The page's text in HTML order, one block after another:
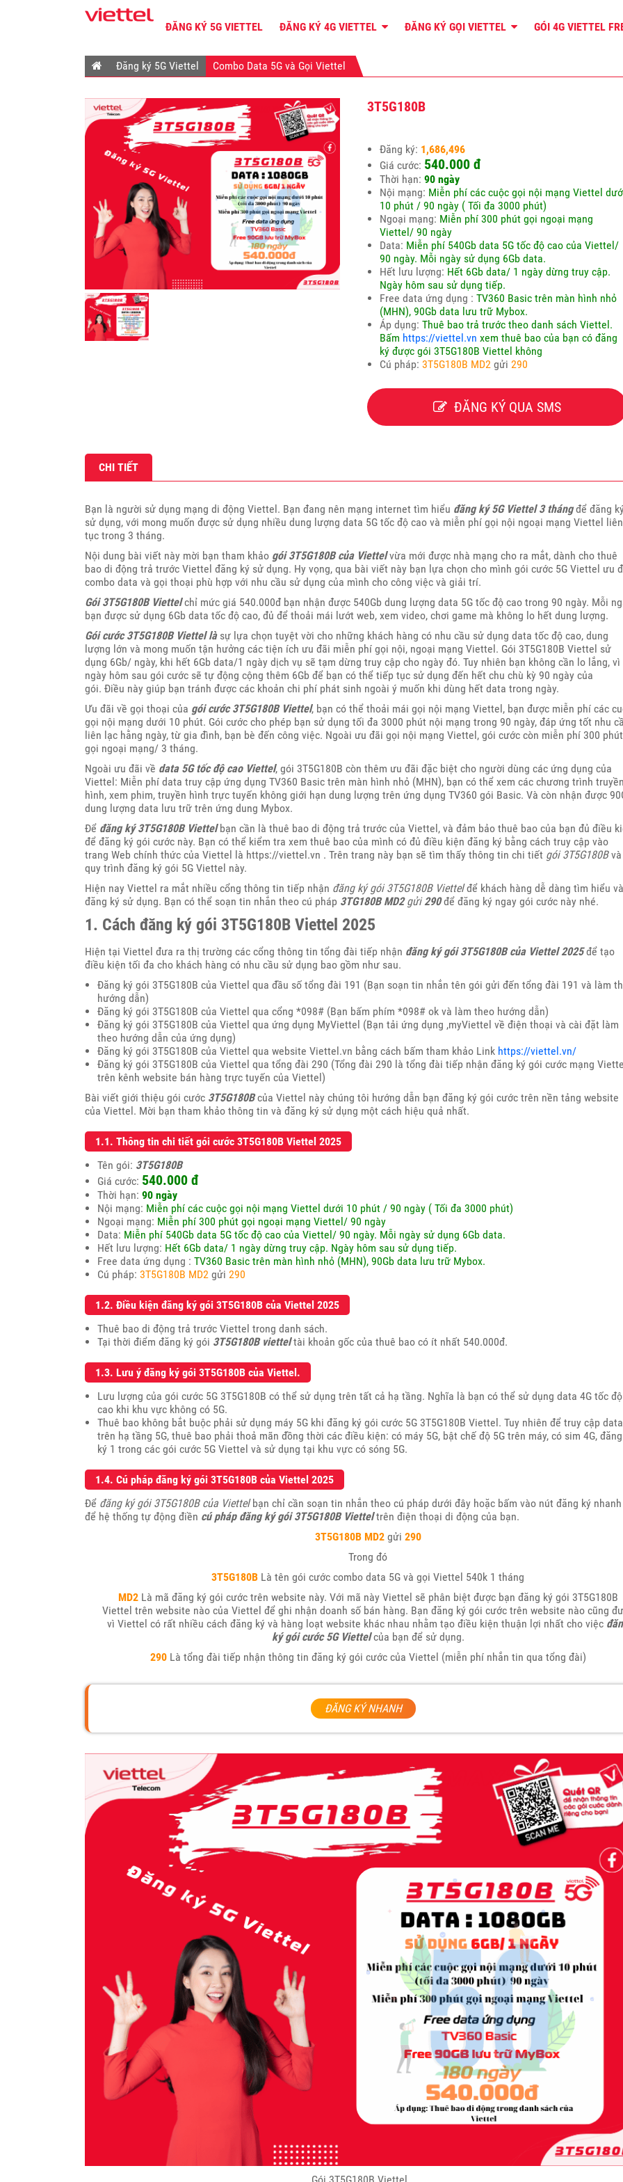
ĐĂNG KÝ 5G VIETTEL ĐĂNG KÝ 4G VIETTEL ĐĂNG KÝ GỌI VIETTEL GÓI 4G VIETTEL
Đăng ký 5G Viettel Combo Data 5G và Gọi Viettel
3T5G180B
Đăng ký: 1,686,496
Giá cước: 540.000 đ
Thời hạn: 90 ngày
Nội mạng: Miễn phí các cuộc gọi nội mạng Viettel
10 phút / 90 ngày ( Tối đa 3000 phút)
Ngoại mạng: Miễn phí 300 phút gọi ngoại mạng
Viettel/ 90 ngày
Data: Miễn phí 540Gb data 5G tốc độ cao của Viettel/
90 ngày. Mỗi ngày sử dụng 6Gb data.
Hết lưu lượng: Hết 6Gb data/ 1 ngày dừng truy cập.
Ngày hôm sau sử dụng tiếp.
Free data ứng dụng : TV360 Basic trên màn hình nhỏ
(MHN), 90Gb data lưu trữ Mybox.
Áp dụng: Thuê bao trả trước theo danh sách Viettel.
Bấm https://viettel.vn xem thuê bao của bạn có đăng
ký được gói 3T5G180B Viettel không
Cú pháp: 3T5G180B MD2gửi 290
ĐĂNG KÝ QUA SMS
CHI TIẾT
Bạn là người sử dụng mạng di động Viettel. Bạn đang nên mạng internet tìm hiểu đăng ký 5G Viettel 3 thángđể đăng
sử dụng, với mong muốn được sử dụng nhiều dung lượng data 5G tốc độ cao và miễn phí gọi nội ngoại mạng Viettel liên
tục trong 3 tháng.
Nội dung bài viết này mời bạn tham khảo gói 3T5G180B của Viettelvừa mới được nhà mạng cho ra mắt, dành cho thuê
bao di động trả trước Viettel đăng ký sử dụng. Hy vọng, qua bài viết này bạn lựa chọn cho mình gói cước 5G Viettel ưu
combo data và gọi thoại phù hợp với nhu cầu sử dụng của mình cho công việc và giải trí.
Gói 3T5G180B Viettelchỉ mức giá 540.000đ bạn nhận được 540Gb dung lượng data 5G tốc độ cao trong 90 ngày. Mỗi
bạn được sử dụng 6Gb data tốc độ cao, đủ để thoải mái lướt web, xem video, chơi game mà không lo hết dung lượng.
Gói cước 3T5G180B Viettel làsự lựa chọn tuyệt vời cho những khách hàng có nhu cầu sử dụng data tốc độ cao, dung
lượng lớn và mong muốn tận hưởng các tiện ích ưu đãi miễn phí gọi nội, ngoại mạng Viettel. Gói 3T5G180B Viettel sử
dụng 6Gb/ ngày, khi hết 6Gb data/1 ngày dịch vụ sẽ tạm dừng truy cập cho ngày đó. Tuy nhiên bạn không cần lo lắng, vì
ngày hôm sau gói cước sẽ tự động cộng thêm 6Gb để bạn có thể tiếp tục sử dụng đến hết chu chù kỳ 90 ngày của
gói. Điều này giúp bạn tránh được các khoản chi phí phát sinh ngoài ý muốn khi dùng hết data trong ngày.
Ưu đãi về gọi thoại của gói cước 3T5G180B Viettel, bạn có thể thoải mái gọi nội mạng Viettel, bạn được miễn phí các
gọi nội mạng dưới 10 phút. Gói cước cho phép bạn sử dụng tối đa 3000 phút nội mạng trong 90 ngày, đáp ứng tốt nhu
liên lạc hằng ngày, từ gia đình, bạn bè đến công việc. Ngoài ưu đãi gọi nội mạng Viettel, gói cước còn miễn phí 300 phút
gọi ngoại mạng/ 3 tháng.
Ngoài ưu đãi về data 5G tốc độ cao Viettel, gói 3T5G180B còn thêm ưu đãi đặc biệt cho người dùng các ứng dụng của
Viettel: Miễn phí data truy cập ứng dụng TV360 Basic trên màn hình nhỏ (MHN), bạn có thể xem các chương trình truyền
hình, xem phim, truyền hình trực tuyến không giới hạn dung lượng trên ứng dụng TV360 gói Basic. Và còn nhận được
dung lượng data lưu trữ trên ứng dung Mybox.
Để đăng ký 3T5G180B Viettelbạn cần là thuê bao di động trả trước của Viettel, và đảm bảo thuê bao của bạn đủ điều
để đăng ký gói cước này. Bạn có thể kiểm tra xem thuê bao của mình có đủ điều kiện đăng ký bằng cách truy cập vào
trang Web chính thức của Viettel là https://viettel.vn . Trên trang này bạn sẽ tìm thấy thông tin chi tiết gói 3T5G180Bvà
quy trình đăng ký gói 5G Viettel này.
Hiện nay Viettel ra mắt nhiều cổng thông tin tiếp nhận đăng ký gói 3T5G180B Viettelđể khách hàng dễ dàng tìm hiểu và
đăng ký sử dụng. Bạn có thể soạn tin nhắn theo cú pháp 3TG180B MD2gửi290để đăng ký ngay gói cước này nhé.
1. Cách đăng ký gói 3T5G180B Viettel 2025
Hiện tại Viettel đưa ra thị trường các cổng thông tin tổng đài tiếp nhận đăng ký gói 3T5G180B của Viettel 2025để tạo
điều kiện tối đa cho khách hàng có nhu cầu sử dụng bao gồm như sau.
Đăng ký gói 3T5G180B của Viettel qua đầu số tổng đài 191 (Bạn soạn tin nhắn tên gói gửi đến tổng đài 191 và làm
hướng dẫn)
Đăng ký gói 3T5G180B của Viettel qua cổng *098# (Bạn bấm phím *098# ok và làm theo hướng dẫn)
Đăng ký gói 3T5G180B của Viettel qua ứng dụng MyViettel (Bạn tải ứng dụng ,myViettel về điện thoại và cài đặt làm
theo hướng dẫn của ứng dụng)
Đăng ký gói 3T5G180B của Viettel qua website Viettel.vn bằng cách bấm tham khảo Link https://viettel.vn/
Đăng ký gói 3T5G180B của Viettel qua tổng đài 290 (Tổng đài 290 là tổng đài tiếp nhận đăng ký gói cước mạng
trên kênh website bán hàng trực tuyến của Viettel)
Bài viết giới thiệu gói cước 3T5G180Bcủa Viettel này chúng tôi hướng dẫn bạn đăng ký gói cước trên nền tảng website
của Viettel. Mời bạn tham khảo thông tin và đăng ký sử dụng một cách hiệu quả nhất.
1.1. Thông tin chi tiết gói cước 3T5G180B Viettel 2025
Tên gói: 3T5G180B
Giá cước: 540.000 đ
Thời hạn: 90 ngày
Nội mạng: Miễn phí các cuộc gọi nội mạng Viettel dưới 10 phút / 90 ngày ( Tối đa 3000 phút)
Ngoại mạng: Miễn phí 300 phút gọi ngoại mạng Viettel/ 90 ngày
Data: Miễn phí 540Gb data 5G tốc độ cao của Viettel/ 90 ngày. Mỗi ngày sử dụng 6Gb data.
Hết lưu lượng: Hết 6Gb data/ 1 ngày dừng truy cập. Ngày hôm sau sử dụng tiếp.
Free data ứng dụng : TV360 Basic trên màn hình nhỏ (MHN), 90Gb data lưu trữ Mybox.
Cú pháp: 3T5G180B MD2 gửi 290
1.2. Điều kiện đăng ký gói 3T5G180B của Viettel 2025
Thuê bao di động trả trước Viettel trong danh sách.
Tại thời điểm đăng ký gói 3T5G180B vietteltài khoản gốc của thuê bao có ít nhất 540.000đ.
1.3. Lưu ý đăng ký gói 3T5G180B của Viettel.
Lưu lượng của gói cước 5G 3T5G180B có thể sử dụng trên tất cả hạ tầng. Nghĩa là bạn có thể sử dụng data 4G tốc độ
cao khi khu vực không có 5G.
Thuê bao không bắt buộc phải sử dụng máy 5G khi đăng ký gói cước 5G 3T5G180B Viettel. Tuy nhiên để truy cập data
trên hạ tầng 5G, thuê bao phải thoả mãn đồng thời các điều kiện: có máy 5G, bật chế độ 5G trên máy, có sim 4G, đăng
ký 1 trong các gói cước 5G Viettel và sử dụng tại khu vực có sóng 5G.
1.4. Cú pháp đăng ký gói 3T5G180B của Viettel 2025
Để đăng ký gói 3T5G180B của Viettelbạn chỉ cần soạn tin nhắn theo cú pháp dưới đây hoặc bấm vào nút đăng ký nhanh
để hệ thống tự động điền cú pháp đăng ký gói 3T5G180B Vietteltrên điện thoại di động của bạn.
3T5G180B MD2gửi 290
Trong đó
3T5G180B Là tên gói cước combo data 5G và gọi Viettel 540k 1 tháng
MD2 Là mã đăng ký gói cước trên website này. Với mã này Viettel sẽ phân biệt được bạn đăng ký gói 3T5G180B
Viettel trên website nào của Viettel để ghi nhận doanh số bán hàng. Bạn đăng ký gói cước trên website nào cũng
vì Viettel có rất nhiều cách đăng ký và hàng loạt website khác nhau nhằm tạo điều kiện thuận lợi nhất cho việc
ký gói cước 5G Viettelcủa bạn để sử dụng.
290Là tổng đài tiếp nhận thông tin đăng ký gói cước của Viettel (miễn phí nhắn tin qua tổng đài)
ĐĂNG KÝ NHANH
Gói 3T5G180B Viettel